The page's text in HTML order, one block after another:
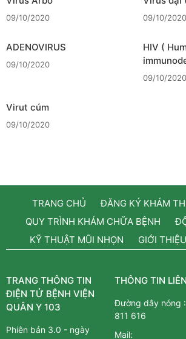
09/10/2020 09/10/2020
ADENOVIRUS
09/10/2020
HIV (
09/10/2020
Virut cúm
09/10/2020
TRANG CHỦ
ĐĂNG KÝ KHÁM
QUY TRÌNH KHÁM CHỮA BỆNH
KỸ THUẬT MŨI NHỌN
GIỚI
TRANG THÔNG TIN
ĐIỆN TỬ BỆNH VIỆN
QUÂN Y 103
Phiên bản 3.0 - ngày
THÔNG TIN
Đường dây nóng
811 616
Mail: